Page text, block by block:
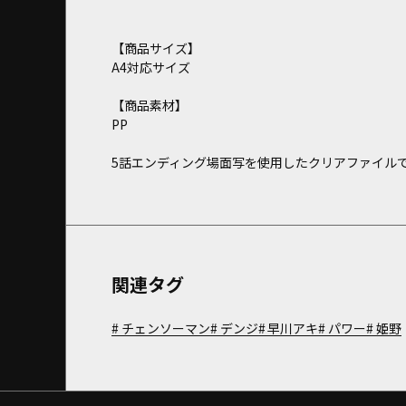
【商品サイズ】
A4対応サイズ
【商品素材】
PP
5話エンディング場面写を使用したクリアファイル
関連タグ
チェンソーマン デンジ 早川アキ パワー 姫野